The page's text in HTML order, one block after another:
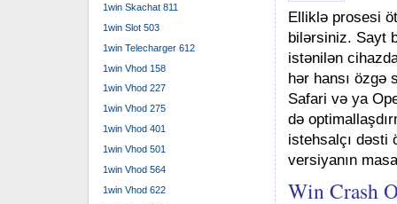
Elliklə prosesi
bilərsiniz. Sayt
istənilən
hər hansı özgə
Safari və ya
də
istehsalçı dəsti
versiyanın
Win Crash
1win Skachat 811
1win Slot 503
1win Telecharger 612
1win Vhod 158
1win Vhod 227
1win Vhod 275
1win Vhod 401
1win Vhod 501
1win Vhod 564
1win Vhod 622